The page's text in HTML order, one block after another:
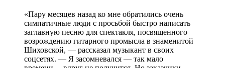
«Пару месяцев назад ко мне обратились очень
симпатичные люди с просьбой быстро написать
заглавную песню для спектакля, посвященного
возрождению гитарного промысла в знаменитой
Шиховской, — рассказал музыкант в своих
соцсетях. — Я засомневался — так мало